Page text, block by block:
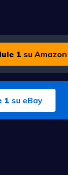
1 su Amazon
1 su eBay